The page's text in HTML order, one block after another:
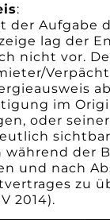
:
der Aufgabe
lag der
nicht vor.
im
oder
während der
und nach
zu
2014).